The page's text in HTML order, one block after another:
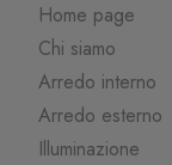
Home page
Chi siamo
Arredo interno
Arredo esterno
Illuminazione